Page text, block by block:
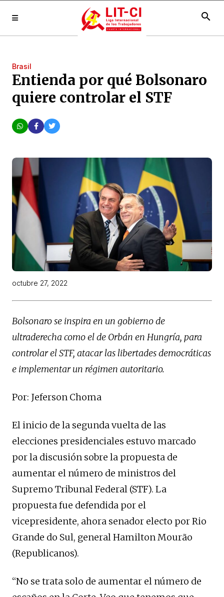
search
Brasil
Entienda por qué Bolsonaro
quiere controlar el STF
octubre 27, 2022
Bolsonaro se inspira en un gobierno de
ultraderecha como el de Orbán en Hungría, para
controlar el STF, atacar las libertades democráticas
e implementar un régimen autoritario.
Por: Jeferson Choma
El inicio de la segunda vuelta de las
elecciones presidenciales estuvo marcado
por la discusión sobre la propuesta de
aumentar el número de ministros del
Supremo Tribunal Federal (STF). La
propuesta fue defendida por el
vicepresidente, ahora senador electo por Rio
Grande do Sul, general Hamilton Mourão
(Republicanos).
“No se trata solo de aumentar el número de